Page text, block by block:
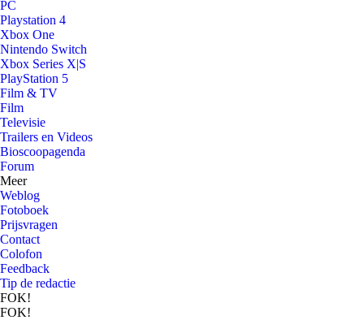
PC
Playstation 4
Xbox One
Nintendo Switch
Xbox Series X|S
PlayStation 5
Film & TV
Film
Televisie
Trailers en Videos
Bioscoopagenda
Forum
Meer
Weblog
Fotoboek
Prijsvragen
Contact
Colofon
Feedback
Tip de redactie
FOK!
FOK!